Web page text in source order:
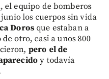
el equipo de bomberos
los cuerpos sin vida
Dorosque estaban a
otro, casi a unos 800
pero el de
y todavía